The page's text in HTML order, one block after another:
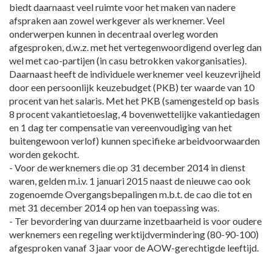
biedt daarnaast veel ruimte voor het maken van nadere
afspraken aan zowel werkgever als werknemer. Veel
onderwerpen kunnen in decentraal overleg worden
afgesproken, d.w.z. met het vertegenwoordigend overleg dan
wel met cao-partijen (in casu betrokken vakorganisaties).
Daarnaast heeft de individuele werknemer veel keuzevrijheid
door een persoonlijk keuzebudget (PKB) ter waarde van 10
procent van het salaris. Met het PKB (samengesteld op basis
8 procent vakantietoeslag, 4 bovenwettelijke vakantiedagen
en 1 dag ter compensatie van vereenvoudiging van het
buitengewoon verlof) kunnen specifieke arbeidvoorwaarden
worden gekocht.
- Voor de werknemers die op 31 december 2014 in dienst
waren, gelden m.i.v. 1 januari 2015 naast de nieuwe cao ook
zogenoemde Overgangsbepalingen m.b.t. de cao die tot en
met 31 december 2014 op hen van toepassing was.
- Ter bevordering van duurzame inzetbaarheid is voor oudere
werknemers een regeling werktijdvermindering (80-90-100)
afgesproken vanaf 3 jaar voor de AOW-gerechtigde leeftijd.